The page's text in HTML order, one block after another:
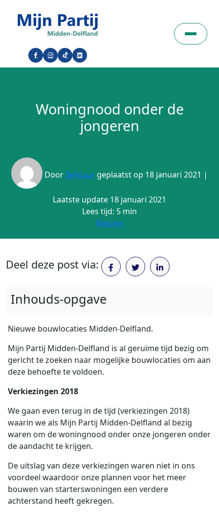
Woningnood onder de
jongeren
Door Bestuur geplaatst op 18 januari 2021 |
Laatste update 18 januari 2021
Lees tijd: 5 min
Nieuws
Deel deze post via:
Inhouds-opgave
Nieuwe bouwlocaties Midden-Delfland.
Mijn Partij Midden-Delfland is al geruime tijd bezig om
gericht te zoeken naar mogelijke bouwlocaties om aan
deze behoefte te voldoen.
Verkiezingen 2018
We gaan even terug in de tijd (verkiezingen 2018)
waarin we als Mijn Partij Midden-Delfland al bezig
waren om de woningnood onder onze jongeren onder
de aandacht te krijgen.
De uitslag van deze verkiezingen waren niet in ons
voordeel waardoor onze plannen voor het meer
bouwen van starterswoningen een verdere
achterstand heeft gekregen.